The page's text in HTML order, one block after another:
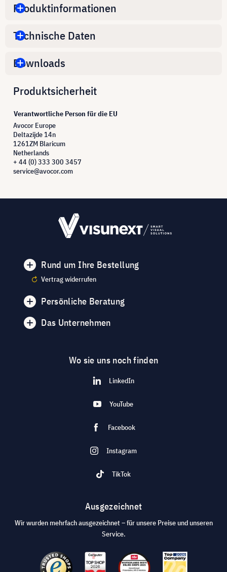
Produktinformationen
Technische Daten
Downloads
Produktsicherheit
Verantwortliche Person für die EU
Avocor Europe
Deltazijde 14n
1261ZM Blaricum
Netherlands
+ 44 (0) 333 300 3457
service@avocor.com
Rund um Ihre Bestellung
Vertrag widerrufen
Persönliche Beratung
Das Unternehmen
Wo sie uns noch finden
LinkedIn
YouTube
Facebook
Instagram
TikTok
Ausgezeichnet
Wir wurden mehrfach ausgezeichnet – für unsere Preise und unseren
Service.